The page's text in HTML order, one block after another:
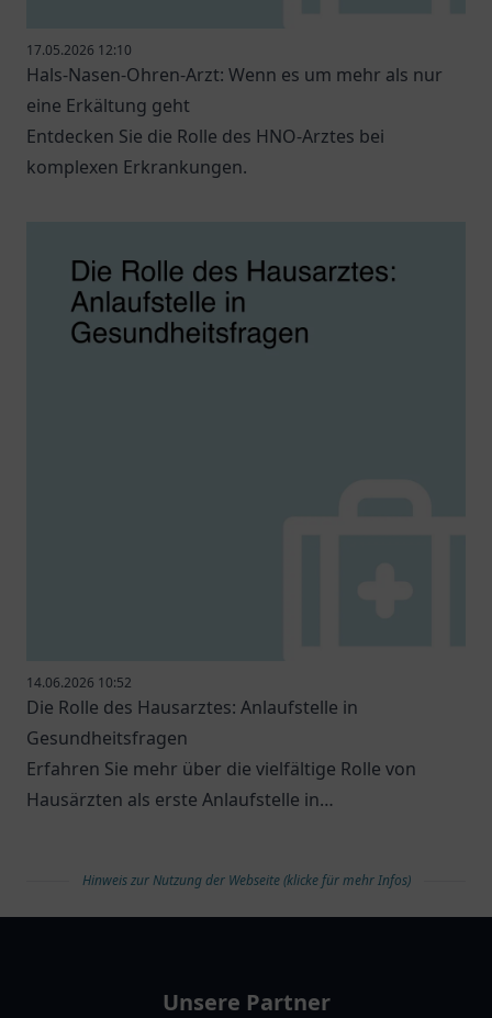
17.05.2026 12:10
Hals-Nasen-Ohren-Arzt: Wenn es um mehr als nur
eine Erkältung geht
Entdecken Sie die Rolle des HNO-Arztes bei
komplexen Erkrankungen.
14.06.2026 10:52
Die Rolle des Hausarztes: Anlaufstelle in
Gesundheitsfragen
Erfahren Sie mehr über die vielfältige Rolle von
Hausärzten als erste Anlaufstelle in
Hinweis zur Nutzung der Webseite (klicke für mehr Infos)
Unsere Partner